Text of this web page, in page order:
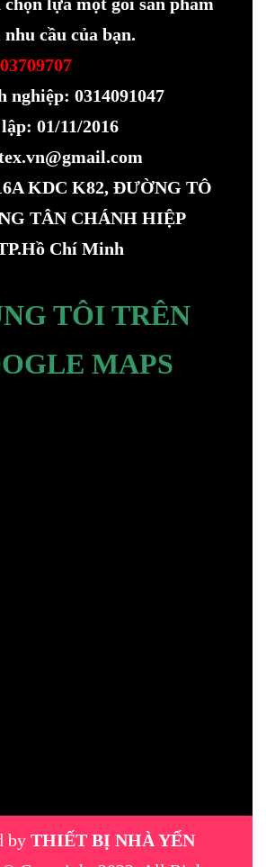
cầu của bạn.
nghiệp: 0314091047
01/11/2016
KDC K82, ĐƯỜNG TÔ
TÂN CHÁNH HIỆP
Chí Minh
TÔI TRÊN
MAPS
by THIẾT BỊ NHÀ YẾN